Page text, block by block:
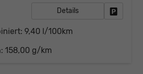
Details
9,40 l/100km
158,00 g/km